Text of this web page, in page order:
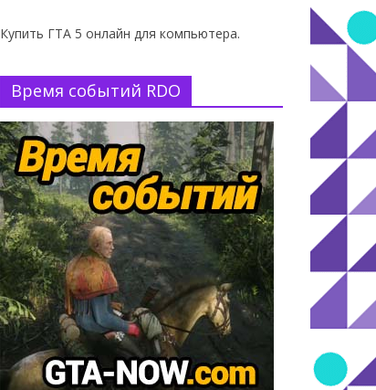
Купить ГТА 5 онлайн для компьютера.
Время событий RDO